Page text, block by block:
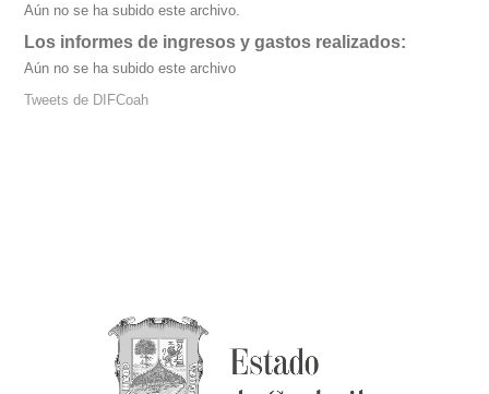
Aún no se ha subido este archivo.
Los informes de ingresos y gastos realizados:
Aún no se ha subido este archivo
Tweets de DIFCoah